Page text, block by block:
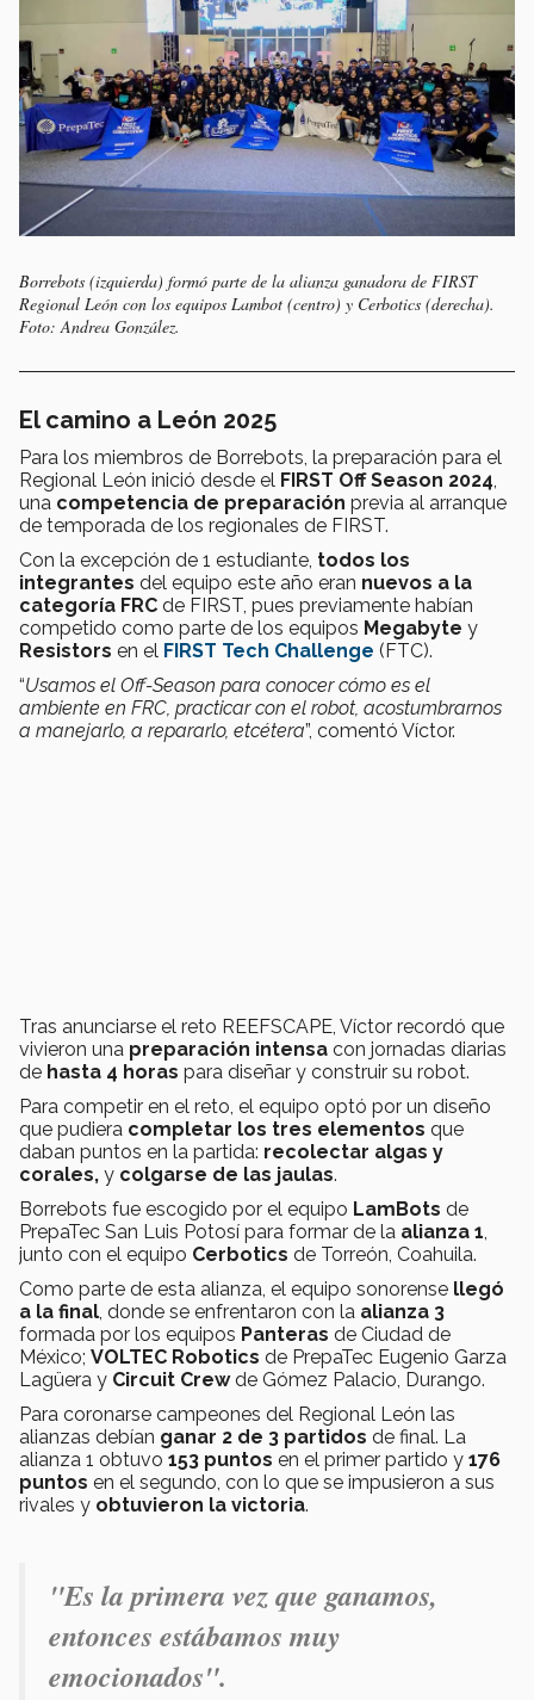
Borrebots (izquierda) formó parte de la alianza ganadora de FIRST
Regional León con los equipos Lambot (centro) y Cerbotics (derecha).
Foto: Andrea González.
El camino a León 2025
Para los miembros de Borrebots, la preparación para el
Regional León inició desde el FIRST Off Season 2024,
una competencia de preparación previa al arranque
de temporada de los regionales de FIRST.
Con la excepción de 1 estudiante, todos los
integrantes del equipo este año eran nuevos a la
categoría FRC de FIRST, pues previamente habían
competido como parte de los equipos Megabyte y
Resistors en el FIRST Tech Challenge (FTC).
“Usamos el Off-Season para conocer cómo es el
ambiente en FRC, practicar con el robot, acostumbrarnos
a manejarlo, a repararlo, etcétera”, comentó Víctor.
Tras anunciarse el reto REEFSCAPE, Víctor recordó que
vivieron una preparación intensa con jornadas diarias
de hasta 4 horas para diseñar y construir su robot.
Para competir en el reto, el equipo optó por un diseño
que pudiera completar los tres elementos que
daban puntos en la partida: recolectar algas y
corales, y colgarse de las jaulas.
Borrebots fue escogido por el equipo LamBots de
PrepaTec San Luis Potosí para formar de la alianza 1,
junto con el equipo Cerbotics de Torreón, Coahuila.
Como parte de esta alianza, el equipo sonorense llegó
a la final, donde se enfrentaron con la alianza 3
formada por los equipos Panteras de Ciudad de
México; VOLTEC Robotics de PrepaTec Eugenio Garza
Lagüera y Circuit Crewde Gómez Palacio, Durango.
Para coronarse campeones del Regional León las
alianzas debían ganar 2 de 3 partidos de final. La
alianza 1 obtuvo 153 puntos en el primer partido y 176
puntos en el segundo, con lo que se impusieron a sus
rivales y obtuvieron la victoria.
"Es la primera vez que ganamos,
entonces estábamos muy
emocionados".